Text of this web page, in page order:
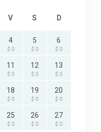
V S D
4
$ 0
5
$ 0
6
$ 0
11
$ 0
12
$ 0
13
$ 0
18
$ 0
19
$ 0
20
$ 0
25
$ 0
26
$ 0
27
$ 0